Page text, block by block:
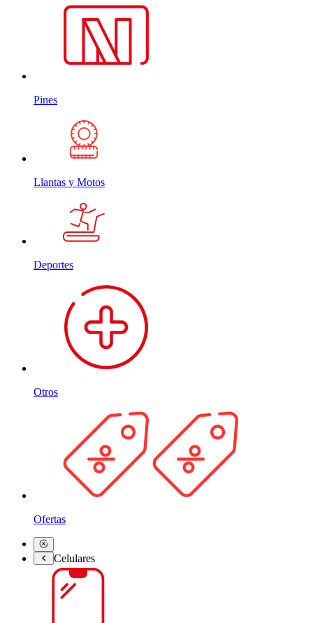
Pines
Llantas y Motos
Deportes
Otros
Ofertas
Celulares